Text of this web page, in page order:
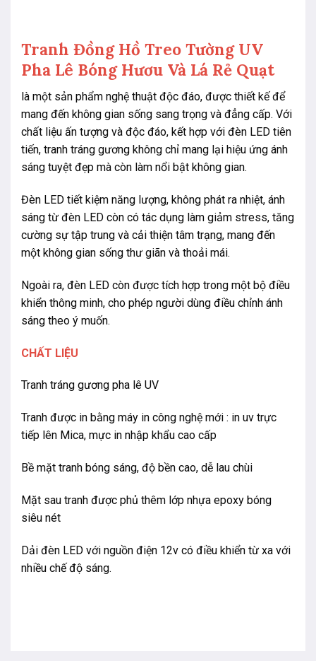
Tranh Đồng Hồ Treo Tường UV
Pha Lê Bóng Hươu Và Lá Rẻ Quạt
là một sản phẩm nghệ thuật độc đáo, được thiết kế để
mang đến không gian sống sang trọng và đẳng cấp. Với
chất liệu ấn tượng và độc đáo, kết hợp với đèn LED tiên
tiến, tranh tráng gương không chỉ mang lại hiệu ứng ánh
sáng tuyệt đẹp mà còn làm nổi bật không gian.
Đèn LED tiết kiệm năng lượng, không phát ra nhiệt, ánh
sáng từ đèn LED còn có tác dụng làm giảm stress, tăng
cường sự tập trung và cải thiện tâm trạng, mang đến
một không gian sống thư giãn và thoải mái.
Ngoài ra, đèn LED còn được tích hợp trong một bộ điều
khiển thông minh, cho phép người dùng điều chỉnh ánh
sáng theo ý muốn.
CHẤT LIỆU
Tranh tráng gương pha lê UV
Tranh được in bằng máy in công nghệ mới : in uv trực
tiếp lên Mica, mực in nhập khẩu cao cấp
Bề mặt tranh bóng sáng, độ bền cao, dễ lau chùi
Mặt sau tranh được phủ thêm lớp nhựa epoxy bóng
siêu nét
Dải đèn LED với nguồn điện 12v có điều khiển từ xa với
nhiều chế độ sáng.